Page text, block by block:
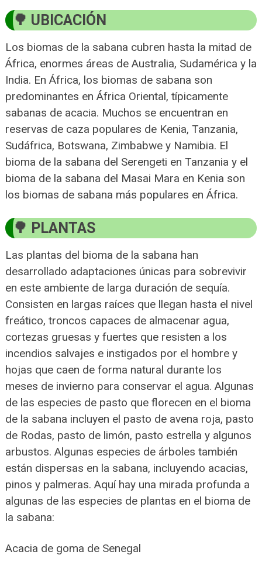
UBICACIÓN
Los biomas de la sabana cubren hasta la mitad de
África, enormes áreas de Australia, Sudamérica y la
India. En África, los biomas de sabana son
predominantes en África Oriental, típicamente
sabanas de acacia. Muchos se encuentran en
reservas de caza populares de Kenia, Tanzania,
Sudáfrica, Botswana, Zimbabwe y Namibia. El
bioma de la sabana del Serengeti en Tanzania y el
bioma de la sabana del Masai Mara en Kenia son
los biomas de sabana más populares en África.
PLANTAS
Las plantas del bioma de la sabana han
desarrollado adaptaciones únicas para sobrevivir
en este ambiente de larga duración de sequía.
Consisten en largas raíces que llegan hasta el nivel
freático, troncos capaces de almacenar agua,
cortezas gruesas y fuertes que resisten a los
incendios salvajes e instigados por el hombre y
hojas que caen de forma natural durante los
meses de invierno para conservar el agua. Algunas
de las especies de pasto que florecen en el bioma
de la sabana incluyen el pasto de avena roja, pasto
de Rodas, pasto de limón, pasto estrella y algunos
arbustos. Algunas especies de árboles también
están dispersas en la sabana, incluyendo acacias,
pinos y palmeras. Aquí hay una mirada profunda a
algunas de las especies de plantas en el bioma de
la sabana:
Acacia de goma de Senegal